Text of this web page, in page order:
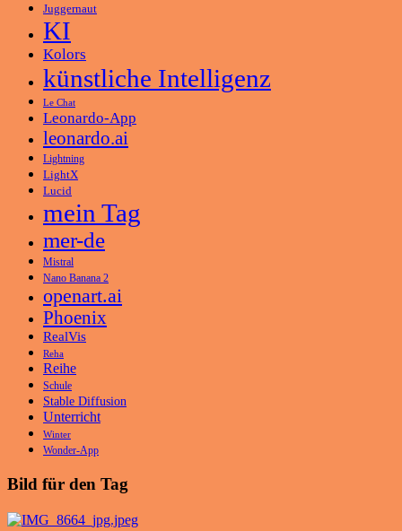
Juggernaut
KI
Kolors
künstliche Intelligenz
Le Chat
Leonardo-App
leonardo.ai
Lightning
LightX
Lucid
mein Tag
mer-de
Mistral
Nano Banana 2
openart.ai
Phoenix
RealVis
Reha
Reihe
Schule
Stable Diffusion
Unterricht
Winter
Wonder-App
Bild für den Tag